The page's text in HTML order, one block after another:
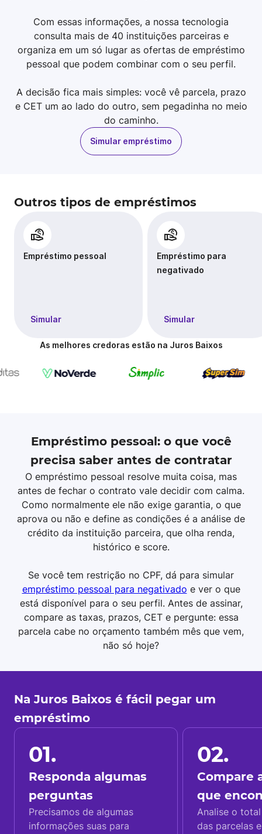
Com essas informações, a nossa tecnologia
consulta mais de 40 instituições parceiras e
organiza em um só lugar as ofertas de empréstimo
pessoal que podem combinar com o seu perfil.
A decisão fica mais simples: você vê parcela, prazo
e CET um ao lado do outro, sem pegadinha no meio
do caminho.
Simular empréstimo
Outros tipos de empréstimos
Empréstimo pessoal
Simular
Empréstimo para
negativado
Simular
As melhores credoras estão na Juros Baixos
Empréstimo pessoal: o que você
precisa saber antes de contratar
O empréstimo pessoal resolve muita coisa, mas
antes de fechar o contrato vale decidir com calma.
Como normalmente ele não exige garantia, o que
aprova ou não e define as condições é a análise de
crédito da instituição parceira, que olha renda,
histórico e score.
Se você tem restrição no CPF, dá para simular
empréstimo pessoal para negativado e ver o que
está disponível para o seu perfil. Antes de assinar,
compare as taxas, prazos, CET e pergunte: essa
parcela cabe no orçamento também mês que vem,
não só hoje?
Na Juros Baixos é fácil pegar um
empréstimo
01.
Responda algumas
perguntas
Precisamos de algumas
informações suas para
02.
Compare
que
Analise o
das parcelas